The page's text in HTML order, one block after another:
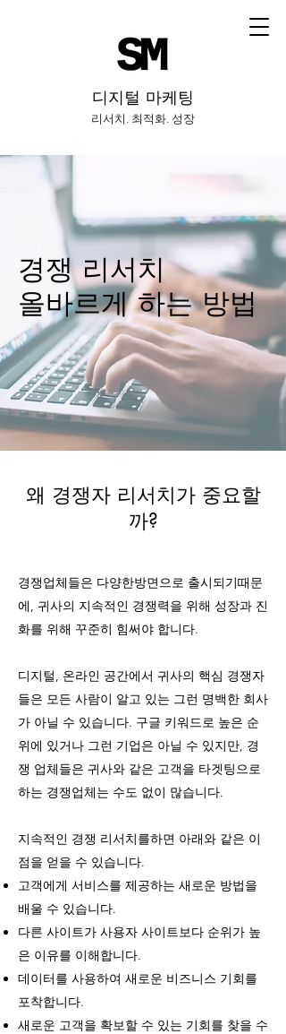
​디지털 마케팅
리서치. 최적화. 성장
경쟁 리서치
올바르게 하는 방법
왜 경쟁자 리서치가 중요할
까?
경쟁업체들은 다양한방면으로 출시되기때문
에, 귀사의 지속적인 경쟁력을 위해 성장과 진
화를 위해 꾸준히 힘써야 합니다.
디지털, 온라인 공간에서 귀사의 핵심 경쟁자
들은 모든 사람이 알고 있는 그런 명백한 회사
가 아닐 수 있습니다. 구글 키워드로 높은 순
위에 있거나 그런 기업은 아닐 수 있지만, 경
쟁 업체들은 귀사와 같은 고객을 타겟팅으로
하는 경쟁업체는 수도 없이 많습니다.
지속적인 경쟁 리서치를하면 아래와 같은 이
점을 얻을 수 있습니다.
고객에게 서비스를 제공하는 새로운 방법을
배울 수 있습니다.
다른 사이트가 사용자 사이트보다 순위가 높
은 이유를 이해합니다.
데이터를 사용하여 새로운 비즈니스 기회를
포착합니다.
새로운 고객을 확보할 수 있는 기회를 찾을 수